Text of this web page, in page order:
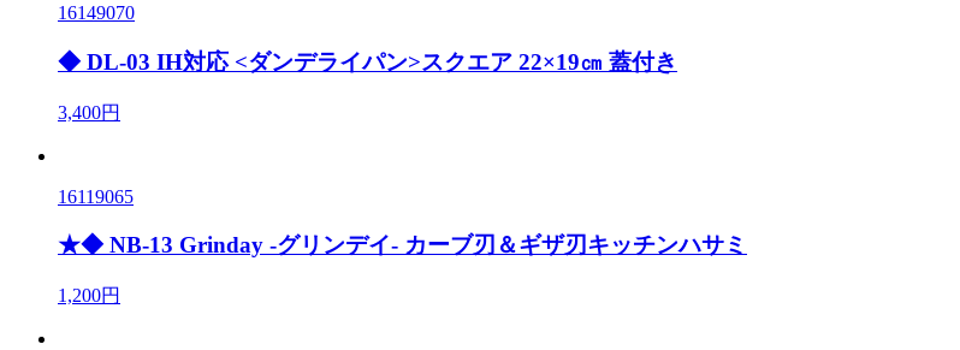
16149070
◆ DL-03 IH対応 <ダンデライパン>スクエア 22×19㎝ 蓋付き
3,400円
16119065
★◆ NB-13 Grinday -グリンデイ- カーブ刃＆ギザ刃キッチンハサミ
1,200円